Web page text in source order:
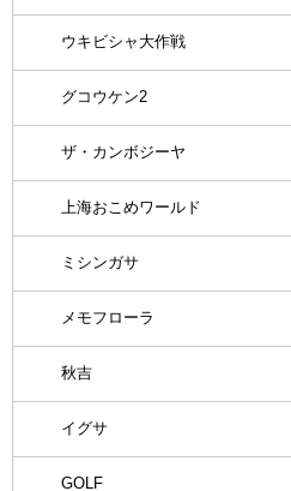
ウキビシャ大作戦
グコウケン2
ザ・カンボジーヤ
上海おこめワールド
ミシンガサ
メモフローラ
秋吉
イグサ
GOLF